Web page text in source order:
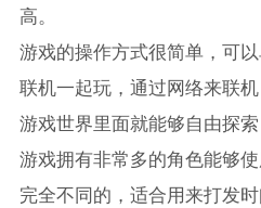
高。
游戏的操作方式很简单，可
联机一起玩，通过网络来联
游戏世界里面就能够自由探
游戏拥有非常多的角色能够
完全不同的，适合用来打发